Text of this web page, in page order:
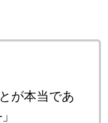
が本当であ